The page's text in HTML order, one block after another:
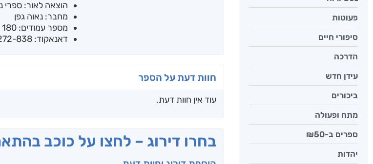
פעוטות
סיפורי חיים
הדרכה
עידן חדש
ביכורים
מתח ופעולה
ספרים ב-₪50
יהדות
הוצאה לאור: ספרי
מחבר: נאוה גפן
מספר עמודים: 180
דאנאקוד: 1272-838
חוות דעת על הספר
עוד אין חוות דעת.
בחרו דירוג – לחצו על כוכב